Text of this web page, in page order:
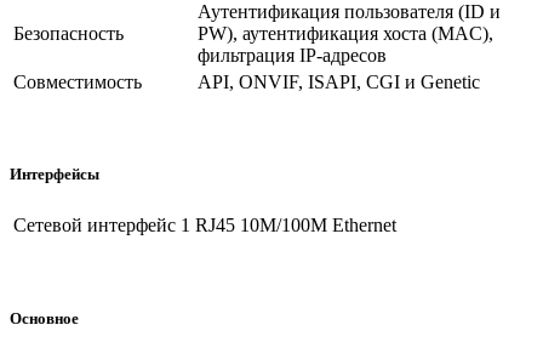
Безопасность
Аутентификация пользователя (ID и
PW), аутентификация хоста (MAC),
фильтрация IP-адресов
Совместимость
API, ONVIF, ISAPI, CGI и Genetic
Интерфейсы
Сетевой интерфейс 1 RJ45 10M/100M Ethernet
Основное